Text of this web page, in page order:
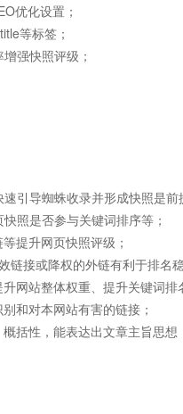
优化设置；
等标签；
强快照评级；
引导蜘蛛收录并形成快照是前
照是否参与关键词排序等；
提升网页快照评级；
接或降权的外链有利于排名稳
网站整体权重、提升关键词排
和对本网站有害的链接；
括性，能表达出文章主旨思想